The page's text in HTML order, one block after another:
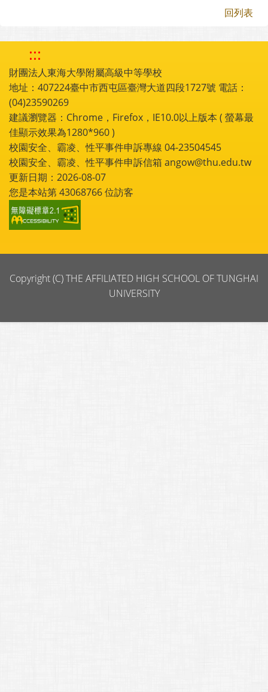
回列表
:::
財團法人東海大學附屬高級中等學校
地址：407224臺中市西屯區臺灣大道四段1727號 電話：
(04)23590269
建議瀏覽器：Chrome，Firefox，IE10.0以上版本 ( 螢幕最
佳顯示效果為1280*960 )
校園安全、霸凌、性平事件申訴專線 04-23504545
校園安全、霸凌、性平事件申訴信箱 angow@thu.edu.tw
更新日期：2026-08-07
您是本站第43068766位訪客
Copyright (C) THE AFFILIATED HIGH SCHOOL OF TUNGHAI
UNIVERSITY